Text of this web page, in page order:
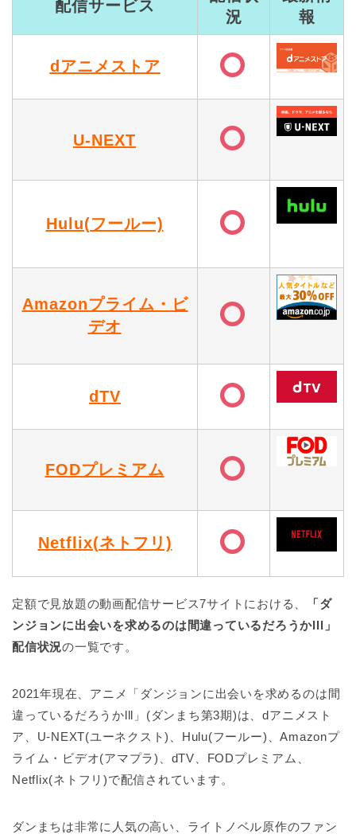
配信サービス
況
報
dアニメストア
U-NEXT
Hulu(フールー)
Amazonプライム・ビ
デオ
dTV
FODプレミアム
Netflix(ネトフリ)
定額で見放題の動画配信サービス7サイトにおける、
「ダ
ンジョンに出会いを求めるのは間違っているだろうかlll」
配信状況の一覧です。
2021年現在、アニメ「ダンジョンに出会いを求めるのは間
違っているだろうかlll」(ダンまち第3期)は、dアニメスト
ア、U-NEXT(ユーネクスト)、Hulu(フールー)、Amazonプ
ライム・ビデオ(アマプラ)、dTV、FODプレミアム、
Netflix(ネトフリ)で配信されています。
ダンまちは非常に人気の高い、ライトノベル原作のファン